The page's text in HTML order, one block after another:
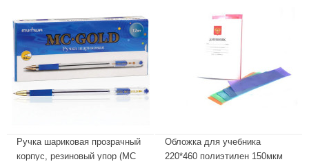
Ручка шариковая прозрачный
корпус, резиновый упор (MC
Обложка для учебника
220*460 полиэтилен 150мкм